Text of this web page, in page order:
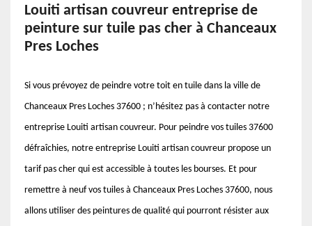
Louiti artisan couvreur entreprise de
peinture sur tuile pas cher à Chanceaux
Pres Loches
Si vous prévoyez de peindre votre toit en tuile dans la ville de
Chanceaux Pres Loches 37600 ; n’hésitez pas à contacter notre
entreprise Louiti artisan couvreur. Pour peindre vos tuiles 37600
défraîchies, notre entreprise Louiti artisan couvreur propose un
tarif pas cher qui est accessible à toutes les bourses. Et pour
remettre à neuf vos tuiles à Chanceaux Pres Loches 37600, nous
allons utiliser des peintures de qualité qui pourront résister aux